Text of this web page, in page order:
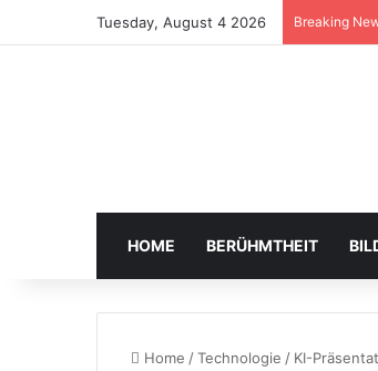
Tuesday, August 4 2026 Breaking
HOME BERÜHMTHEIT
Home /Technologie / KI-